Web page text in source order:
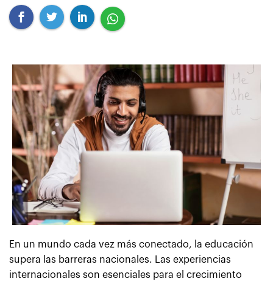
En un mundo cada vez más conectado, la educación
supera las barreras nacionales. Las experiencias
internacionales son esenciales para el crecimiento